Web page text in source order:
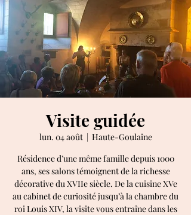
Visite guidée
lun. 04 août
  |
Haute-Goulaine
Résidence d’une même famille depuis 1000
ans, ses salons témoignent de la richesse
décorative du XVIIe siècle. De la cuisine XVe
au cabinet de curiosité jusqu’à la chambre du
roi Louis XIV, la visite vous entraîne dans les